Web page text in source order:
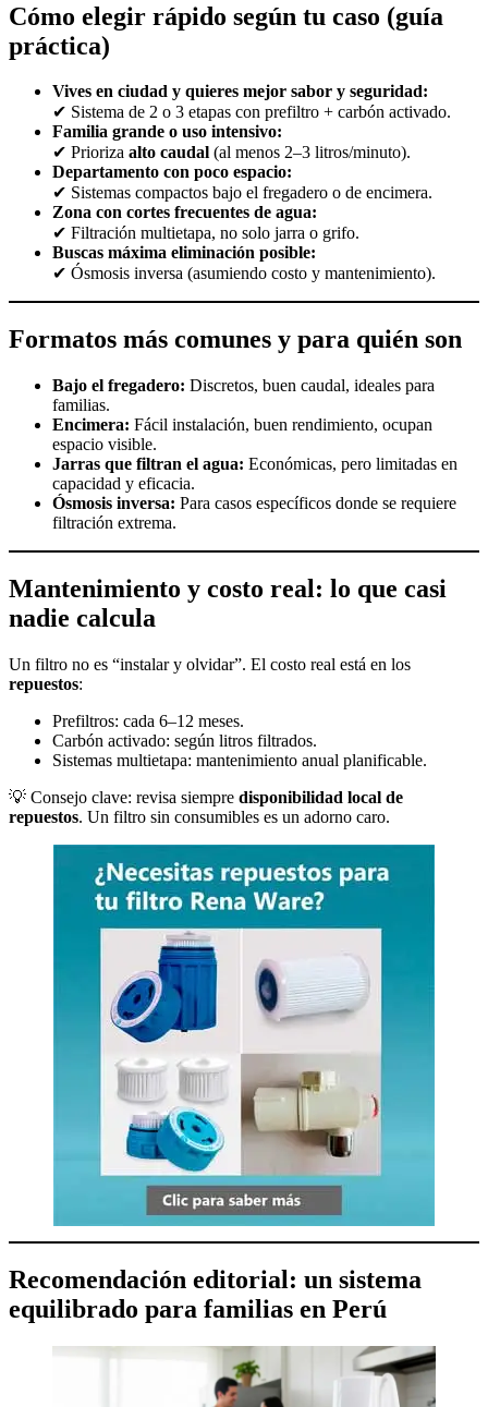
Cómo elegir rápido según tu caso (guía
práctica)
Vives en ciudad y quieres mejor sabor y seguridad:
✔ Sistema de 2 o 3 etapas con prefiltro + carbón activado.
Familia grande o uso intensivo:
✔ Prioriza alto caudal (al menos 2–3 litros/minuto).
Departamento con poco espacio:
✔ Sistemas compactos bajo el fregadero o de encimera.
Zona con cortes frecuentes de agua:
✔ Filtración multietapa, no solo jarra o grifo.
Buscas máxima eliminación posible:
✔ Ósmosis inversa (asumiendo costo y mantenimiento).
Formatos más comunes y para quién son
Bajo el fregadero: Discretos, buen caudal, ideales para
familias.
Encimera: Fácil instalación, buen rendimiento, ocupan
espacio visible.
Jarras que filtran el agua: Económicas, pero limitadas en
capacidad y eficacia.
Ósmosis inversa: Para casos específicos donde se requiere
filtración extrema.
Mantenimiento y costo real: lo que casi
nadie calcula
Un filtro no es “instalar y olvidar”. El costo real está en los
repuestos:
Prefiltros: cada 6–12 meses.
Carbón activado: según litros filtrados.
Sistemas multietapa: mantenimiento anual planificable.
💡 Consejo clave: revisa siempre disponibilidad local de
repuestos. Un filtro sin consumibles es un adorno caro.
Recomendación editorial: un sistema
equilibrado para familias en Perú